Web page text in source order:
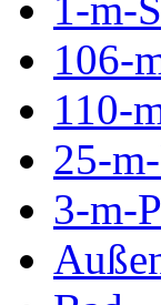
106-
110-
25-
3-m-